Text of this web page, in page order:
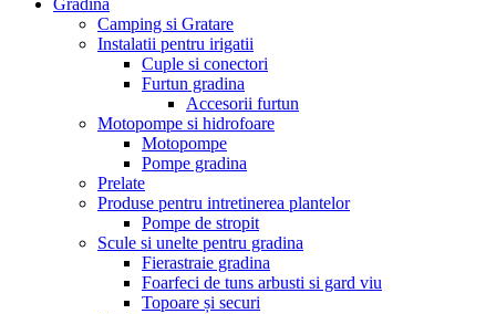
Gradina
Camping si Gratare
Instalatii pentru irigatii
Cuple si conectori
Furtun gradina
Accesorii furtun
Motopompe si hidrofoare
Motopompe
Pompe gradina
Prelate
Produse pentru intretinerea plantelor
Pompe de stropit
Scule si unelte pentru gradina
Fierastraie gradina
Foarfeci de tuns arbusti si gard viu
Topoare și securi